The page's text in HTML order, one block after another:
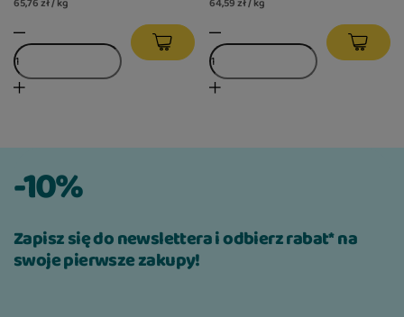
-10%
Zapisz się do newslettera i odbierz rabat* na
swoje pierwsze zakupy!